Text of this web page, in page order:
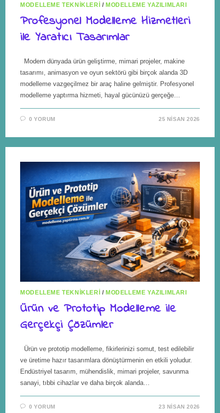
MODELLEME TEKNIKLERI / MODELLEME YAZILIMLARI
Profesyonel Modelleme Hizmetleri
ile Yaratıcı Tasarımlar
Modern dünyada ürün geliştirme, mimari projeler, makine
tasarımı, animasyon ve oyun sektörü gibi birçok alanda 3D
modelleme vazgeçilmez bir araç haline gelmiştir. Profesyonel
modelleme yaptırma hizmeti, hayal gücünüzü gerçeğe…
0 YORUM 25 NISAN 2026
MODELLEME TEKNIKLERI / MODELLEME YAZILIMLARI
Ürün ve Prototip Modelleme ile
Gerçekçi Çözümler
Ürün ve prototip modelleme, fikirlerinizi somut, test edilebilir
ve üretime hazır tasarımlara dönüştürmenin en etkili yoludur.
Endüstriyel tasarım, mühendislik, mimari projeler, savunma
sanayi, tıbbi cihazlar ve daha birçok alanda…
0 YORUM 23 NISAN 2026